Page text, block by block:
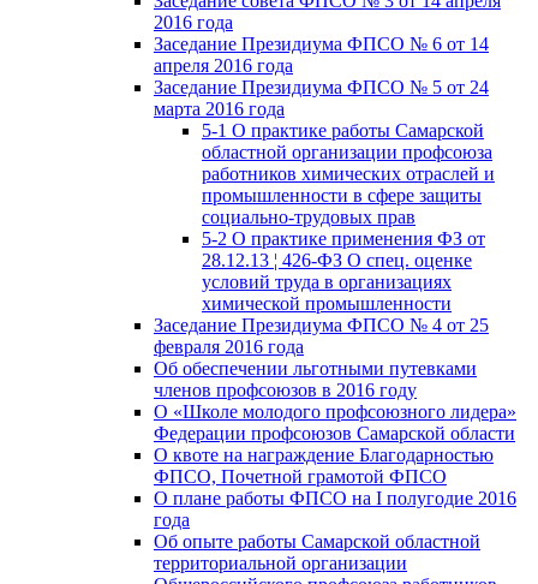
2016 года
Заседание Президиума ФПСО № 6 от 14
апреля 2016 года
Заседание Президиума ФПСО № 5 от 24
марта 2016 года
5-1 О практике работы Самарской
областной организации профсоюза
работников химических отраслей и
промышленности в сфере защиты
социально-трудовых прав
5-2 О практике применения ФЗ от
28.12.13 ¦ 426-ФЗ О спец. оценке
условий труда в организациях
химической промышленности
Заседание Президиума ФПСО № 4 от 25
февраля 2016 года
Об обеспечении льготными путевками
членов профсоюзов в 2016 году
О «Школе молодого профсоюзного лидера»
Федерации профсоюзов Самарской области
О квоте на награждение Благодарностью
ФПСО, Почетной грамотой ФПСО
О плане работы ФПСО на I полугодие 2016
года
Об опыте работы Самарской областной
территориальной организации